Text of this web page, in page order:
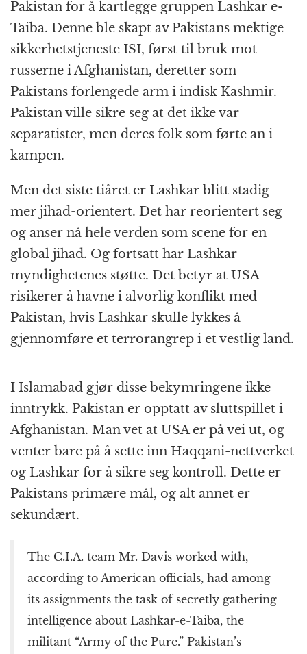
Pakistan for å kartlegge gruppen Lashkar e-
Taiba. Denne ble skapt av Pakistans mektige
sikkerhetstjeneste ISI, først til bruk mot
russerne i Afghanistan, deretter som
Pakistans forlengede arm i indisk Kashmir.
Pakistan ville sikre seg at det ikke var
separatister, men deres folk som førte an i
kampen.
Men det siste tiåret er Lashkar blitt stadig
mer jihad-orientert. Det har reorientert seg
og anser nå hele verden som scene for en
global jihad. Og fortsatt har Lashkar
myndighetenes støtte. Det betyr at USA
risikerer å havne i alvorlig konflikt med
Pakistan, hvis Lashkar skulle lykkes å
gjennomføre et terrorangrep i et vestlig land.
I Islamabad gjør disse bekymringene ikke
inntrykk. Pakistan er opptatt av sluttspillet i
Afghanistan. Man vet at USA er på vei ut, og
venter bare på å sette inn Haqqani-nettverket
og Lashkar for å sikre seg kontroll. Dette er
Pakistans primære mål, og alt annet er
sekundært.
The C.I.A. team Mr. Davis worked with,
according to American officials, had among
its assignments the task of secretly gathering
intelligence about Lashkar-e-Taiba, the
militant “Army of the Pure.” Pakistan’s